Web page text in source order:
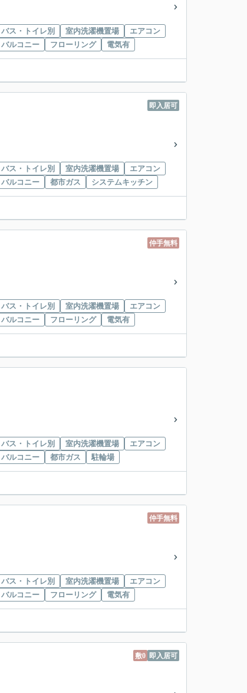
バス・トイレ別
室内洗濯機置場
エアコン
バルコニー
フローリング 電気有
即入居可
バス・トイレ別
室内洗濯機置場
エアコン
バルコニー
都市ガス システムキッチン
仲手無料
バス・トイレ別
室内洗濯機置場
エアコン
バルコニー
フローリング 電気有
バス・トイレ別
室内洗濯機置場
エアコン
バルコニー
都市ガス 駐輪場
仲手無料
バス・トイレ別
室内洗濯機置場
エアコン
バルコニー
フローリング 電気有
敷0 即入居可